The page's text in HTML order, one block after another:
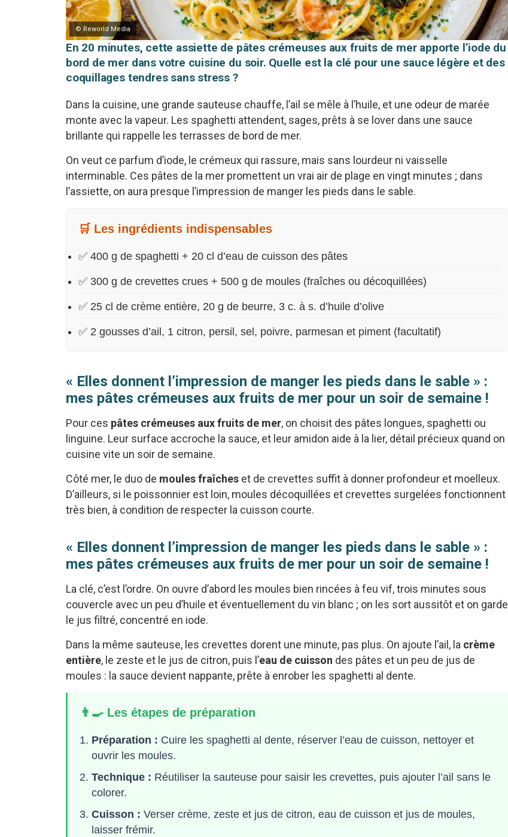
© Reworld Media
En 20 minutes, cette assiette de pâtes crémeuses aux fruits de mer apporte l’iode du
bord de mer dans votre cuisine du soir. Quelle est la clé pour une sauce légère et des
coquillages tendres sans stress ?
Dans la cuisine, une grande sauteuse chauffe, l’ail se mêle à l’huile, et une odeur de marée
monte avec la vapeur. Les spaghetti attendent, sages, prêts à se lover dans une sauce
brillante qui rappelle les terrasses de bord de mer.
On veut ce parfum d’iode, le crémeux qui rassure, mais sans lourdeur ni vaisselle
interminable. Ces pâtes de la mer promettent un vrai air de plage en vingt minutes ; dans
l’assiette, on aura presque l’impression de manger les pieds dans le sable.
🛒 Les ingrédients indispensables
✅ 400 g de spaghetti + 20 cl d’eau de cuisson des pâtes
✅ 300 g de crevettes crues + 500 g de moules (fraîches ou décoquillées)
✅ 25 cl de crème entière, 20 g de beurre, 3 c. à s. d’huile d’olive
✅ 2 gousses d’ail, 1 citron, persil, sel, poivre, parmesan et piment (facultatif)
« Elles donnent l’impression de manger les pieds dans le sable » :
mes pâtes crémeuses aux fruits de mer pour un soir de semaine !
Pour ces pâtes crémeuses aux fruits de mer, on choisit des pâtes longues, spaghetti ou
linguine. Leur surface accroche la sauce, et leur amidon aide à la lier, détail précieux quand on
cuisine vite un soir de semaine.
Côté mer, le duo de moules fraîches et de crevettes suffit à donner profondeur et moelleux.
D’ailleurs, si le poissonnier est loin, moules décoquillées et crevettes surgelées fonctionnent
très bien, à condition de respecter la cuisson courte.
« Elles donnent l’impression de manger les pieds dans le sable » :
mes pâtes crémeuses aux fruits de mer pour un soir de semaine !
La clé, c’est l’ordre. On ouvre d’abord les moules bien rincées à feu vif, trois minutes sous
couvercle avec un peu d’huile et éventuellement du vin blanc ; on les sort aussitôt et on garde
le jus filtré, concentré en iode.
Dans la même sauteuse, les crevettes dorent une minute, pas plus. On ajoute l’ail, la crème
entière, le zeste et le jus de citron, puis l’eau de cuisson des pâtes et un peu de jus de
moules : la sauce devient nappante, prête à enrober les spaghetti al dente.
👨‍🍳 Les étapes de préparation
Préparation : Cuire les spaghetti al dente, réserver l’eau de cuisson, nettoyer et
ouvrir les moules.
Technique : Réutiliser la sauteuse pour saisir les crevettes, puis ajouter l’ail sans le
colorer.
Cuisson : Verser crème, zeste et jus de citron, eau de cuisson et jus de moules,
laisser frémir.